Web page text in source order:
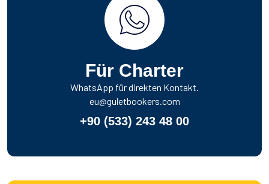
Für Charter
WhatsApp für direkten Kontakt.
eu@guletbookers.com
+90 (533) 243 48 00